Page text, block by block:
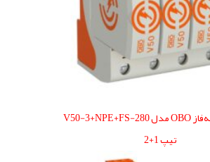
سرج ارستر سه‌فاز OBO مدل V50-3+NPE+FS-280
تیپ 1+2